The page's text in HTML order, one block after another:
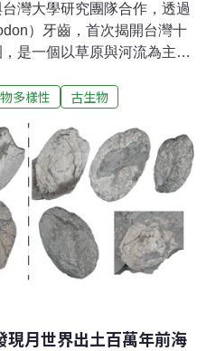
灣大學研究團隊合作，透過
）牙齒，首次揭開台灣十
是一個以草原與河流為主的
Science）期刊，成為理解
海峽過去為草原十多萬年前的
連，其生態樣貌一直是古生
灣科技媒體中心（SMC）5日
象食性與古環境」專家意
學系暨基因體科學研究所副
過三具不同年齡古菱齒象牙
、氧同位素分析，首度揭示
多樣性 古生物
月世界出土百萬年前海